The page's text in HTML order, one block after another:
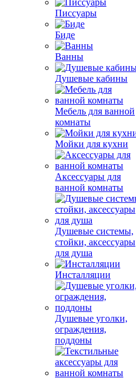
Писсуары
Биде
Ванны
Душевые кабины
Мебель для ванной
комнаты
Мойки для кухни
Аксессуары для
ванной комнаты
Душевые системы,
стойки, аксессуары
для душа
Инсталляции
Душевые уголки,
ограждения,
поддоны